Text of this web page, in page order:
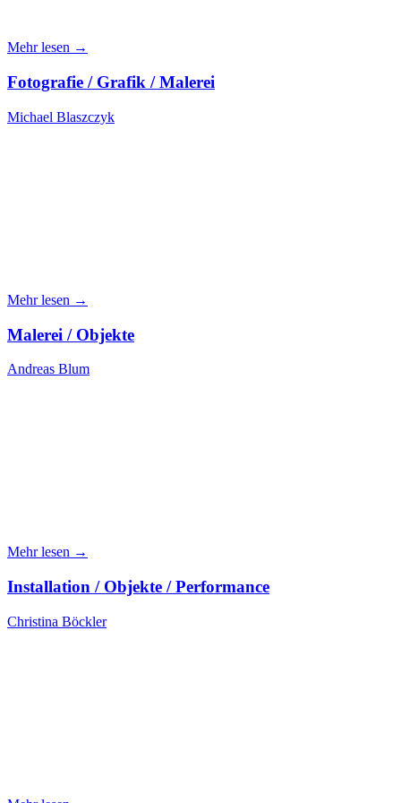
Mehr lesen →
Fotografie / Grafik / Malerei
Michael Blaszczyk
Mehr lesen →
Malerei / Objekte
Andreas Blum
Mehr lesen →
Installation / Objekte / Performance
Christina Böckler